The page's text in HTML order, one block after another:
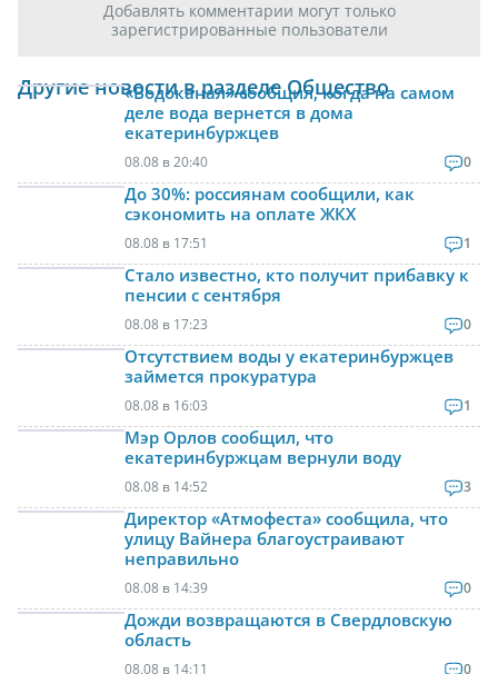
Добавлять комментарии могут только
зарегистрированные пользователи
Другие новости в разделе Общество
«Водоканал» сообщил, когда на самом
деле вода вернется в дома
екатеринбуржцев
08.08 в 20:40 0
До 30%: россиянам сообщили, как
сэкономить на оплате ЖКХ
08.08 в 17:51 1
Стало известно, кто получит прибавку к
пенсии с сентября
08.08 в 17:23 0
Отсутствием воды у екатеринбуржцев
займется прокуратура
08.08 в 16:03 1
Мэр Орлов сообщил, что
екатеринбуржцам вернули воду
08.08 в 14:52 3
Директор «Атмофеста» сообщила, что
улицу Вайнера благоустраивают
неправильно
08.08 в 14:39 0
Дожди возвращаются в Свердловскую
область
08.08 в 14:11 0